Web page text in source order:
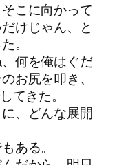
こに向かって
けじゃん、と
。
何を俺はぐだ
お尻を叩き、
てきた。
、どんな展開
ある。